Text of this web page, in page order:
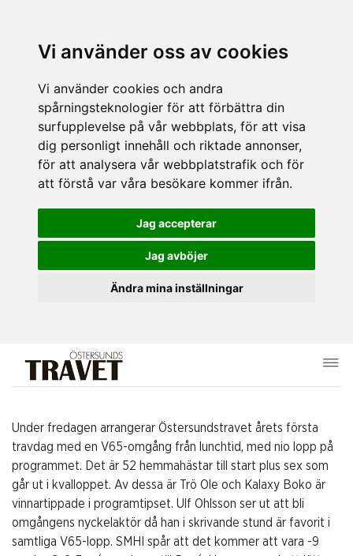
Vi använder oss av cookies
Vi använder cookies och andra
spårningsteknologier för att förbättra din
surfupplevelse på vår webbplats, för att visa
dig personligt innehåll och riktade annonser,
för att analysera vår webbplatstrafik och för
att förstå var våra besökare kommer ifrån.
Jag accepterar
Jag avböjer
Ändra mina inställningar
Under fredagen arrangerar Östersundstravet årets första
travdag med en V65-omgång från lunchtid, med nio lopp på
programmet. Det är 52 hemmahästar till start plus sex som
går ut i kvalloppet. Av dessa är Trö Ole och Kalaxy Boko är
vinnartippade i programtipset. Ulf Ohlsson ser ut att bli
omgångens nyckelaktör då han i skrivande stund är favorit i
samtliga V65-lopp. SMHI spår att det kommer att vara -9